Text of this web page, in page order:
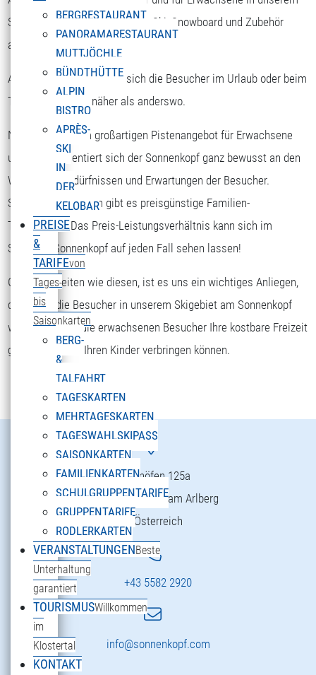
BERGRESTAURANT
PANORAMARESTAURANT
MUTTJÖCHLE
BÜNDTHÜTTE
ALPIN
BISTRO
APRÈS-
SKI
IN
DER
KELOBAR
PREISE
&
TARIFEvon
Tages-
bis
Saisonkarten
BERG-
&
TALFAHRT
TAGESKARTEN
MEHRTAGESKARTEN
TAGESWAHLSKIPASS
SAISONKARTEN
FAMILIENKARTEN
SCHULGRUPPENTARIFE
GRUPPENTARIFE
RODLERKARTEN
VERANSTALTUNGENBeste
Unterhaltung
garantiert
TOURISMUSWillkommen
im
Klostertal
KONTAKT
Skigebiet die Möglichkeit, sich Ski, Snowboard und Zubehör
auszuborgen.
Am Sonnenkopf kommen sich die Besucher im Urlaub oder beim
Tagesausflug viel näher als anderswo.
Nicht nur mit dem großartigen Pistenangebot für Erwachsene
und Kinder orientiert sich der Sonnenkopf ganz bewusst an den
Wünschen, Bedürfnissen und Erwartungen der Besucher.
Speziell für Familien gibt es preisgünstige Familien-
Tageskarten. Das Preis-Leistungsverhältnis kann sich im
Skigebiet Sonnenkopf auf jeden Fall sehen lassen!
Gerade in Zeiten wie diesen, ist es uns ein wichtiges Anliegen,
dass sich die Besucher in unserem Skigebiet am Sonnenkopf
wohlfühlen und die erwachsenen Besucher Ihre kostbare Freizeit
gemeinsam mit Ihren Kinder verbringen können.
Danöfen 125a
6754 Klösterle am Arlberg
Österreich
+43 5582 2920
info@sonnenkopf.com